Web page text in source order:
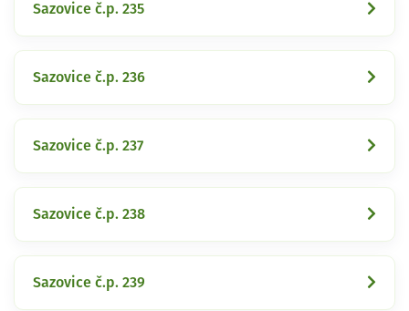
Sazovice č.p. 235
Sazovice č.p. 236
Sazovice č.p. 237
Sazovice č.p. 238
Sazovice č.p. 239